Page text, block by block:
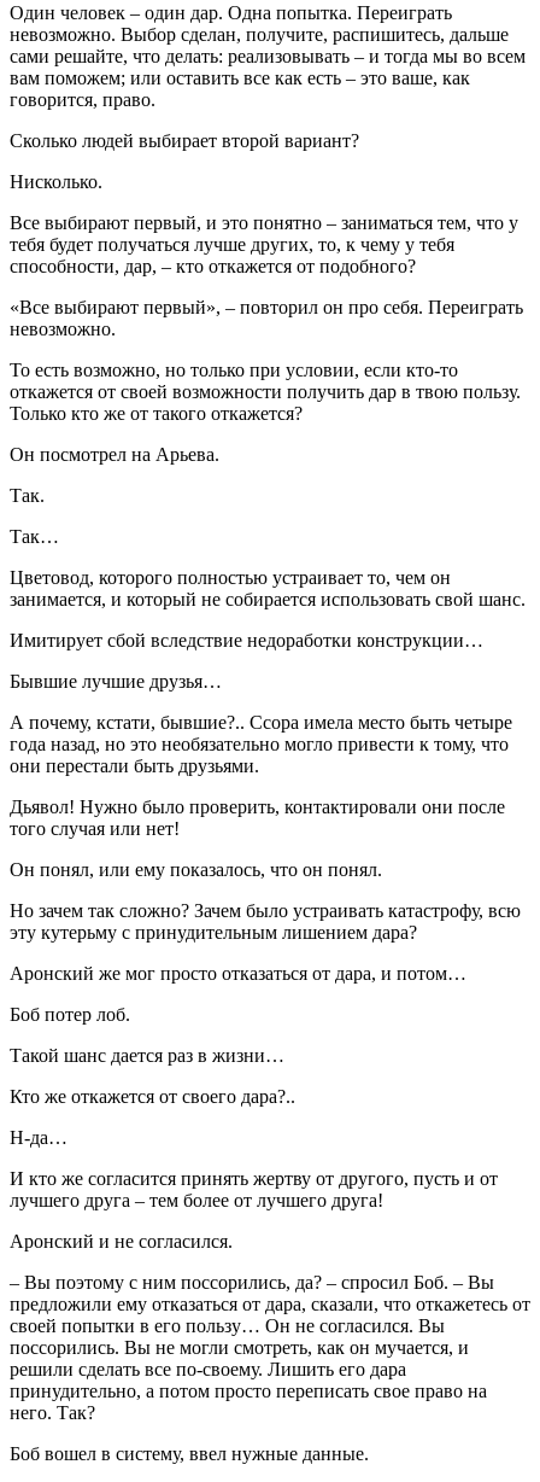
Один человек – один дар. Одна попытка. Переиграть
невозможно. Выбор сделан, получите, распишитесь, дальше
сами решайте, что делать: реализовывать – и тогда мы во всем
вам поможем; или оставить все как есть – это ваше, как
говорится, право.
Сколько людей выбирает второй вариант?
Нисколько.
Все выбирают первый, и это понятно – заниматься тем, что у
тебя будет получаться лучше других, то, к чему у тебя
способности, дар, – кто откажется от подобного?
«Все выбирают первый», – повторил он про себя. Переиграть
невозможно.
То есть возможно, но только при условии, если кто-то
откажется от своей возможности получить дар в твою пользу.
Только кто же от такого откажется?
Он посмотрел на Арьева.
Так.
Так…
Цветовод, которого полностью устраивает то, чем он
занимается, и который не собирается использовать свой шанс.
Имитирует сбой вследствие недоработки конструкции…
Бывшие лучшие друзья…
А почему, кстати, бывшие?.. Ссора имела место быть четыре
года назад, но это необязательно могло привести к тому, что
они перестали быть друзьями.
Дьявол! Нужно было проверить, контактировали они после
того случая или нет!
Он понял, или ему показалось, что он понял.
Но зачем так сложно? Зачем было устраивать катастрофу, всю
эту кутерьму с принудительным лишением дара?
Аронский же мог просто отказаться от дара, и потом…
Боб потер лоб.
Такой шанс дается раз в жизни…
Кто же откажется от своего дара?..
Н-да…
И кто же согласится принять жертву от другого, пусть и от
лучшего друга – тем более от лучшего друга!
Аронский и не согласился.
– Вы поэтому с ним поссорились, да? – спросил Боб. – Вы
предложили ему отказаться от дара, сказали, что откажетесь от
своей попытки в его пользу… Он не согласился. Вы
поссорились. Вы не могли смотреть, как он мучается, и
решили сделать все по-своему. Лишить его дара
принудительно, а потом просто переписать свое право на
него. Так?
Боб вошел в систему, ввел нужные данные.